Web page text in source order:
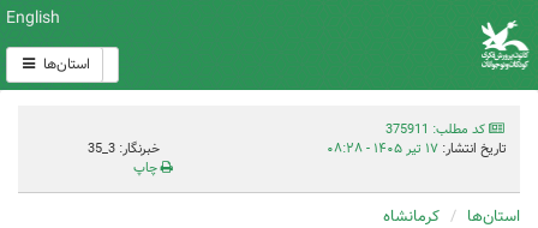
English
استان‌ها
کد مطلب: 375911
تاریخ انتشار: ۱۷ تیر ۱۴۰۵ - ۰۸:۲۸
خبرنگار: 3_35
چاپ
استان‌ها کرمانشاه